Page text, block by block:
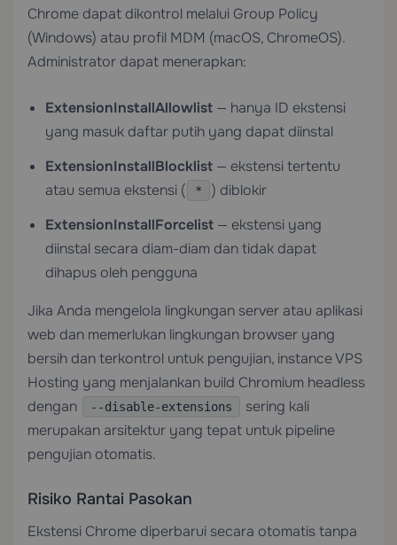
Chrome dapat dikontrol melalui Group Policy
(Windows) atau profil MDM (macOS, ChromeOS).
Administrator dapat menerapkan:
ExtensionInstallAllowlist — hanya ID ekstensi
yang masuk daftar putih yang dapat diinstal
ExtensionInstallBlocklist — ekstensi tertentu
atau semua ekstensi (
*
) diblokir
ExtensionInstallForcelist — ekstensi yang
diinstal secara diam-diam dan tidak dapat
dihapus oleh pengguna
Jika Anda mengelola lingkungan server atau aplikasi
web dan memerlukan lingkungan browser yang
bersih dan terkontrol untuk pengujian, instanceVPS
Hosting yang menjalankan build Chromium headless
dengan
--disable-extensions
sering kali
merupakan arsitektur yang tepat untuk pipeline
pengujian otomatis.
Risiko Rantai Pasokan
Ekstensi Chrome diperbarui secara otomatis tanpa